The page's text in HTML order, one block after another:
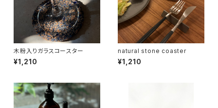
木粉入りガラスコースター
¥1,210
natural stone coaster
¥1,210